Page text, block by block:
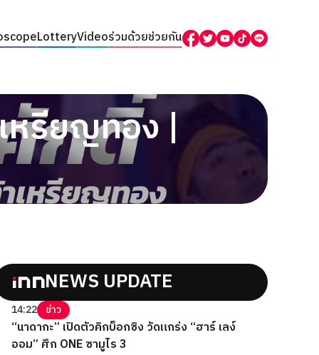
LotteryVideoร่วมด้วยช่วยกัน
หรียญทอง |
NEWS UPDATE
14:22 ข่าว
“นาดากะ” เปิดตัวคิกบ็อกซิง วัดแกร่ง “ฮาร์ เลง์
ออม” ศึก ONE ซามูไร 3